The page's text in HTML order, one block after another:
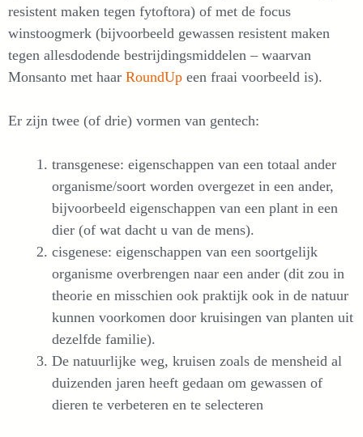
resistent maken tegen fytoftora) of met de focus
winstoogmerk (bijvoorbeeld gewassen resistent maken
tegen allesdodende bestrijdingsmiddelen – waarvan
Monsanto met haar RoundUp een fraai voorbeeld is).
Er zijn twee (of drie) vormen van gentech:
transgenese: eigenschappen van een totaal ander
organisme/soort worden overgezet in een ander,
bijvoorbeeld eigenschappen van een plant in een
dier (of wat dacht u van de mens).
cisgenese: eigenschappen van een soortgelijk
organisme overbrengen naar een ander (dit zou in
theorie en misschien ook praktijk ook in de natuur
kunnen voorkomen door kruisingen van planten uit
dezelfde familie).
De natuurlijke weg, kruisen zoals de mensheid al
duizenden jaren heeft gedaan om gewassen of
dieren te verbeteren en te selecteren